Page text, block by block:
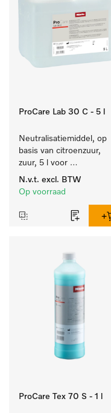
ProCare Lab 30 C - 5 l
Neutralisatiemiddel, op
basis van citroenzuur,
zuur, 5 l voor
materiaalbesparende,
machinale reiniging van
gerei.
N.v.t. excl. BTW
Op voorraad
ProCare Tex 70 S - 1 l